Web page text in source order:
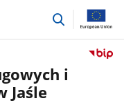
przejdź
Przejdź
i
Jaśle